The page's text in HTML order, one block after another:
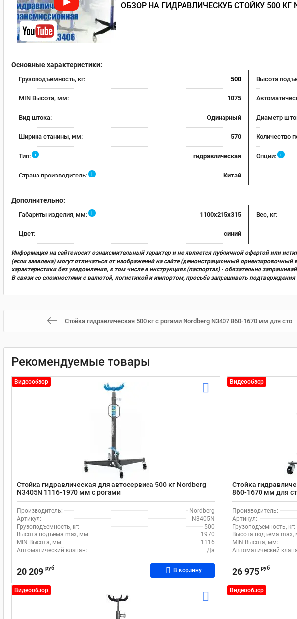
ОБЗОР НА ГИДРАВЛИЧЕСКУБ СТОЙКУ 500 КГ
Основные характеристики:
Грузоподъемность, кг: 500 Высота
MIN Высота, мм: 1075
Вид штока: Одинарный Диаметр
Ширина станины, мм: 570 Количество
Тип: i гидравлическая Опции: i
Страна производитель: i Китай
Дополнительно:
Габариты изделия, мм: i 1100x215x315 Вес, кг:
Цвет: синий
Информация на сайте носит ознакомительный характер и не является публичной офертой или
(если заявлена) могут отличаться от изображений на сайте (демонстрационный
характеристики без уведомления, в том числе в инструкциях (паспортах) - обязательно
В связи со сложностями с валютой, логистикой и импортом, просьба запрашивать
Стойка гидравлическая 500 кг с рогами Nordberg N3407 860-1670 мм для сто
Рекомендуемые товары
Видеообзор
Стойка гидравлическая для автосервиса 500 кг Nordberg
N3405N 1116-1970 мм с рогами
Производитель:
Nordberg
Артикул:
N3405N
Грузоподъемность, кг:
500
Высота подъема max, мм:
1970
MIN Высота, мм:
1116
Автоматический клапан:
Да
20 209 руб В корзину
Видеообзор
Стойка
860-1670 мм для
Производитель:
Артикул:
Грузоподъемность, кг:
Высота подъема max,
MIN Высота, мм:
Автоматический
26 975 руб
Видеообзор Видеообзор